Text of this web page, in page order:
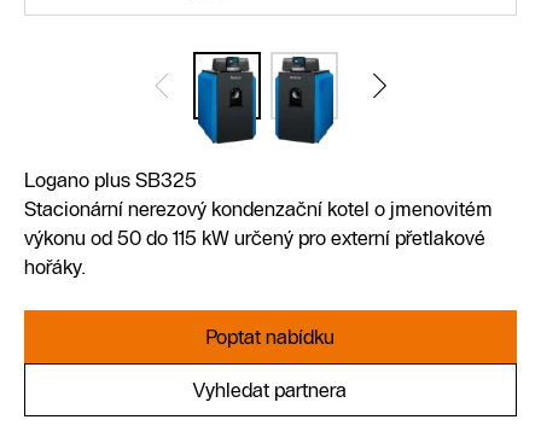
Logano plus SB325
Stacionární nerezový kondenzační kotel o jmenovitém
výkonu od 50 do 115 kW určený pro externí přetlakové
hořáky.
Poptat nabídku
Vyhledat partnera